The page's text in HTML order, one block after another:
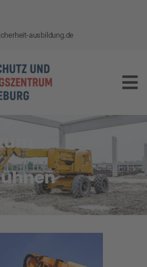
ausbildung.de